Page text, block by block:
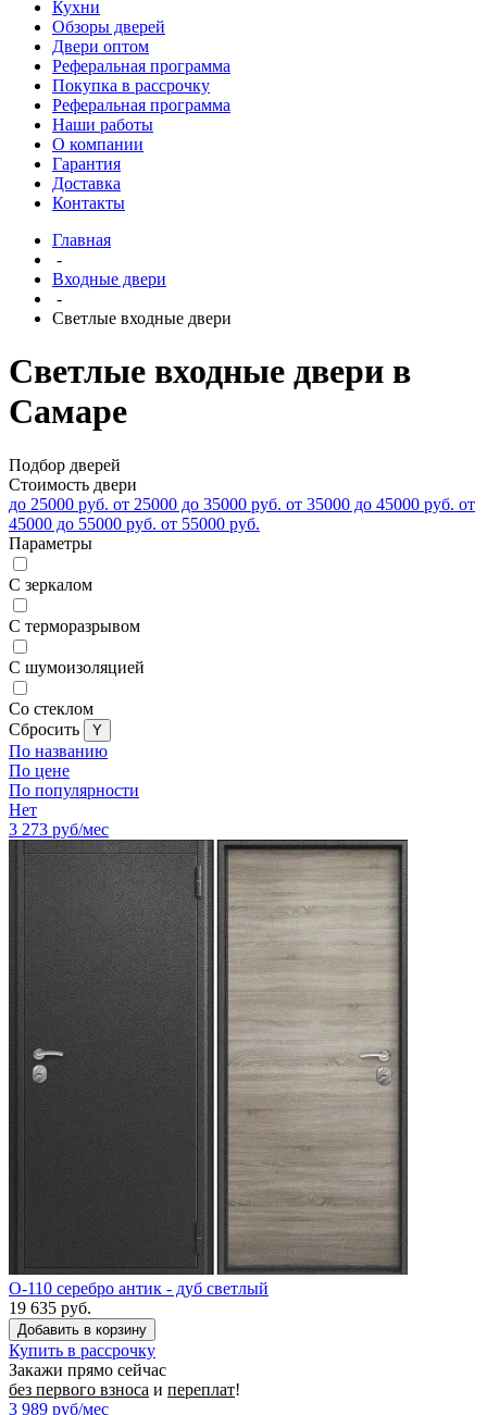
Кухни
Обзоры дверей
Двери оптом
Реферальная программа
Покупка в рассрочку
Реферальная программа
Наши работы
О компании
Гарантия
Доставка
Контакты
Главная
-
Входные двери
-
Светлые входные двери
Светлые входные двери в
Самаре
Подбор дверей
Стоимость двери
до 25000 руб. от 25000 до 35000 руб. от 35000 до 45000 руб. от
45000 до 55000 руб. от 55000 руб.
Параметры
С зеркалом
С терморазрывом
С шумоизоляцией
Со стеклом
Cбросить
По названию
По цене
По популярности
Нет
3 273 руб/мес
O-110 серебро антик - дуб светлый
19 635 руб.
Купить в рассрочку
Закажи прямо сейчас
без первого взноса и переплат!
3 989 руб/мес